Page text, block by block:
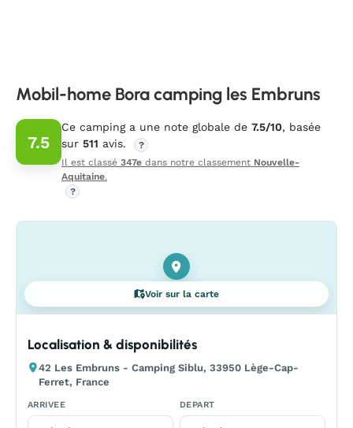
Mobil-home Bora camping les Embruns
7.5
Ce camping a une note globale de 7.5/10, basée
sur 511 avis.
?
Il est classé 347e dans notre classement Nouvelle-
Aquitaine.
?
Voir sur la carte
Localisation & disponibilités
42 Les Embruns - Camping Siblu, 33950 Lège-Cap-
Ferret, France
ARRIVEE DEPART